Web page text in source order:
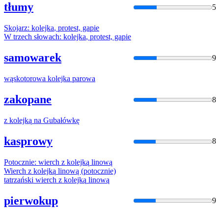
tłumy 5
Skojarz: kolejka, protest, gapie
W trzech słowach: kolejka, protest, gapie
samowarek 9
wąskotorowa kolejka parowa
zakopane 8
z kolejką na Gubałówkę
kasprowy 8
Potocznie: wierch z kolejką linową
Wierch z kolejką linową (potocznie)
tatrzański wierch z kolejką linową
pierwokup 9